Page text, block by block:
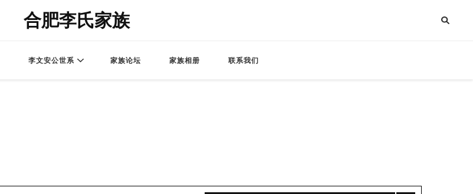
合肥李氏家族
李文安公世系 家族论坛 家族相册 联系我们